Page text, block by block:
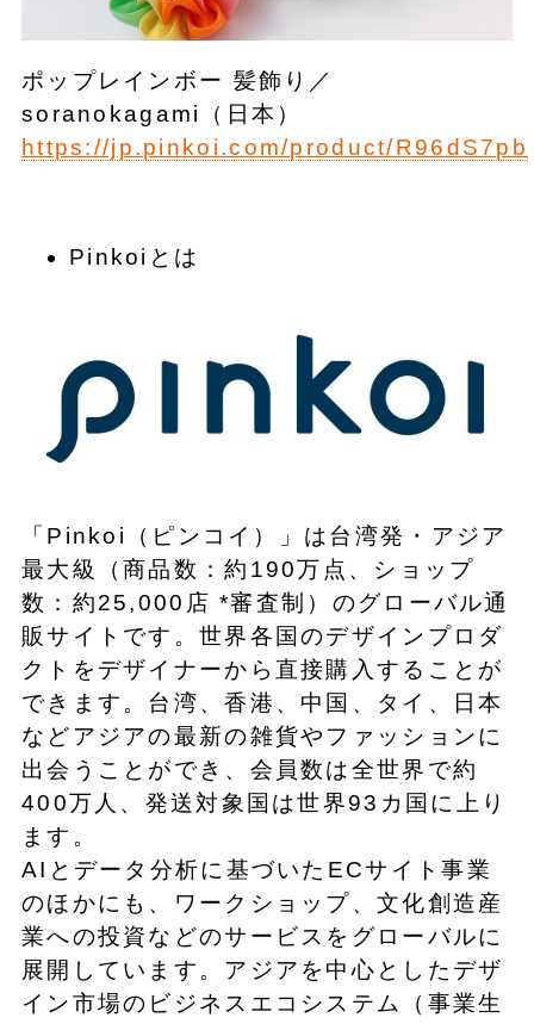
ポップレインボー 髪飾り／
soranokagami（日本）
https://jp.pinkoi.com/product/R96dS7pb
Pinkoiとは
「Pinkoi（ピンコイ）」は台湾発・アジア
最大級（商品数：約190万点、ショップ
数：約25,000店 *審査制）のグローバル通
販サイトです。世界各国のデザインプロダ
クトをデザイナーから直接購入することが
できます。台湾、香港、中国、タイ、日本
などアジアの最新の雑貨やファッションに
出会うことができ、会員数は全世界で約
400万人、発送対象国は世界93カ国に上り
ます。
AIとデータ分析に基づいたECサイト事業
のほかにも、ワークショップ、文化創造産
業への投資などのサービスをグローバルに
展開しています。アジアを中心としたデザ
イン市場のビジネスエコシステム（事業生